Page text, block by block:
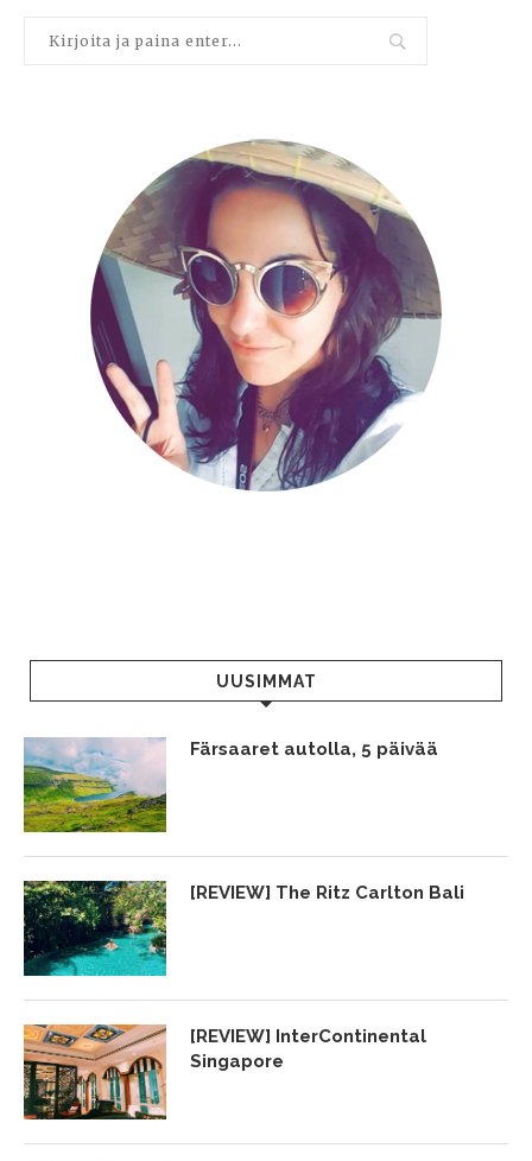
UUSIMMAT
Färsaaret autolla, 5 päivää
[REVIEW] The Ritz Carlton Bali
[REVIEW] InterContinental
Singapore